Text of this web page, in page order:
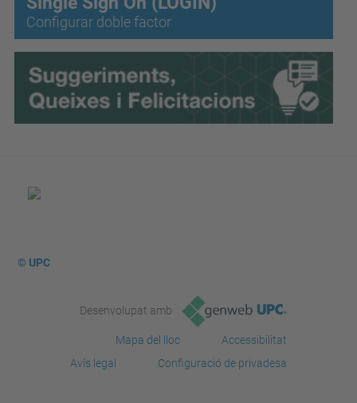
Configurar doble factor
© UPC
Desenvolupat amb
Mapa del lloc
Accessibilitat
Avís legal
Configuració de privadesa